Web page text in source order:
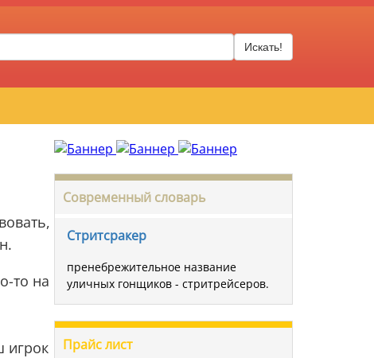
Искать!
то на
игрок
Современный словарь
Стритсракер
пренебрежительное название
уличных гонщиков - стритрейсеров.
Прайс лист